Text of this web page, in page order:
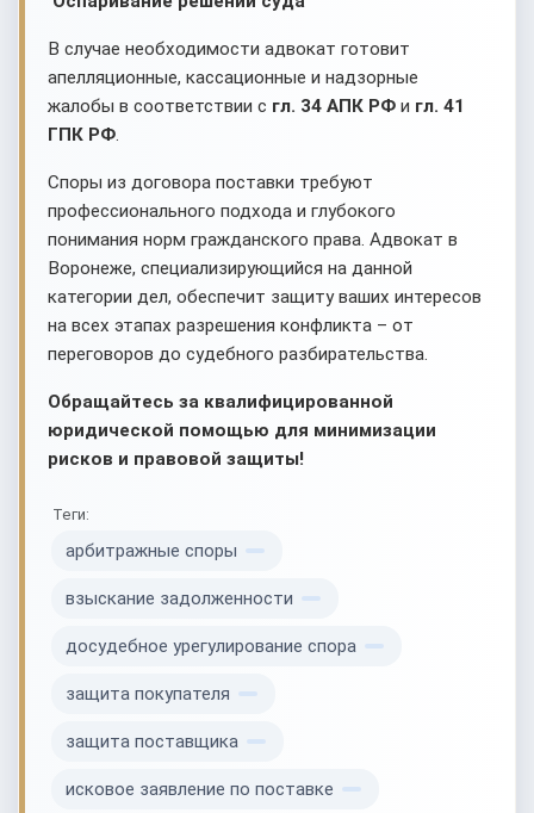
В случае необходимости адвокат готовит
апелляционные, кассационные и надзорные
жалобы в соответствии с гл. 34 АПК РФ и гл. 41
ГПК РФ.
Споры из договора поставки требуют
профессионального подхода и глубокого
понимания норм гражданского права. Адвокат в
Воронеже, специализирующийся на данной
категории дел, обеспечит защиту ваших интересов
на всех этапах разрешения конфликта – от
переговоров до судебного разбирательства.
Обращайтесь за квалифицированной
юридической помощью для минимизации
рисков и правовой защиты!
Теги:
арбитражные споры
взыскание задолженности
досудебное урегулирование спора
защита покупателя
защита поставщика
исковое заявление по поставке